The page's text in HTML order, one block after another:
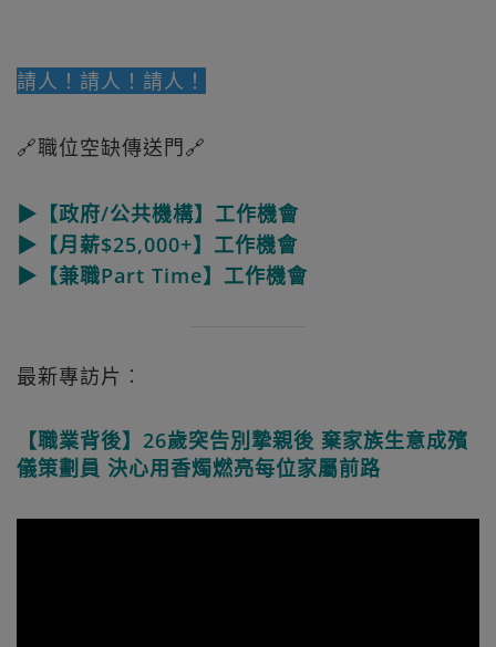
請人！請人！請人！
🔗職位空缺傳送門🔗
▶【政府/公共機構】工作機會
▶【月薪$25,000+】工作機會
▶【兼職Part Time】工作機會
最新專訪片︰
【職業背後】26歲突告別摯親後 棄家族生意成殯
儀策劃員 決心用香燭燃亮每位家屬前路